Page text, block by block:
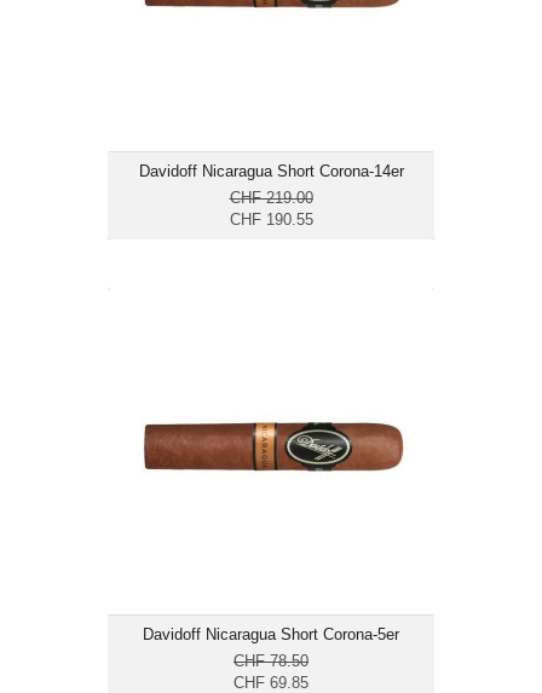
Davidoff Nicaragua Short Corona-14er
CHF 219.00
CHF 190.55
mittelkräftig bis kräftig
Davidoff Nicaragua Short Corona-5er
CHF 78.50
CHF 69.85
Ringmass: 46
Länge: 9.5
mittelkräftig bis kräftig